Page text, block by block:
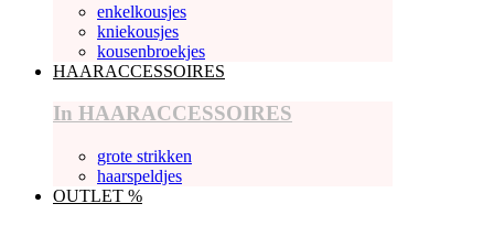
enkelkousjes
kniekousjes
kousenbroekjes
HAARACCESSOIRES
In HAARACCESSOIRES
grote strikken
haarspeldjes
OUTLET %